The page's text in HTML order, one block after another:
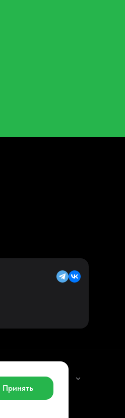
Русский (RU)
Принять